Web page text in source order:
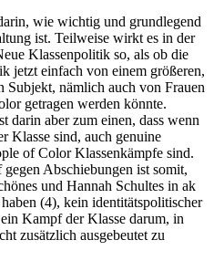
wie wichtig und grundlegend
ist. Teilweise wirkt es in der
Klassenpolitik so, als ob die
jetzt einfach von einem größeren,
Subjekt, nämlich auch von Frauen
getragen werden könnte.
darin aber zum einen, dass wenn
Klasse sind, auch genuine
of Color Klassenkämpfe sind.
Abschiebungen ist somit,
und Hannah Schultes in ak
(4), kein identitätspolitischer
Kampf der Klasse darum, in
zusätzlich ausgebeutet zu